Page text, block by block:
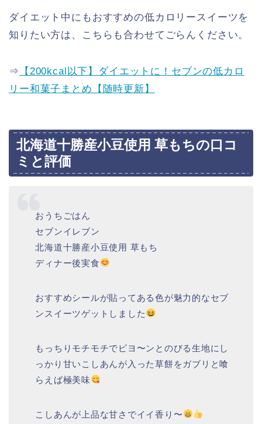
ダイエット中にもおすすめの低カロリースイーツを
知りたい方は、こちらも合わせてごらんください。
⇒ 【200kcal以下】ダイエットに！セブンの低カロ
リー和菓子まとめ【随時更新】
北海道十勝産小豆使用 草もちの口コ
ミと評価
おうちごはん
セブンイレブン
北海道十勝産小豆使用 草もち
ディナー後実食
おすすめシールが貼ってある色が魅力的なセブ
ンスイーツゲットしました
もっちりモチモチでビヨ〜ンとのびる生地にし
っかり甘いこしあんが入った草餅をガブリと喰
らえば極美味
こしあんが上品な甘さでイイ香り〜